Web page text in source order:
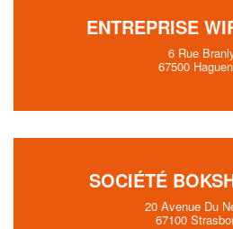
ENTREPRISE
6 Rue
67500
SOCIÉTÉ
20 Avenue Du
67100